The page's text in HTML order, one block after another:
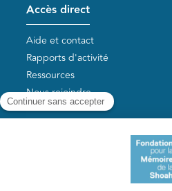
Accès direct
Aide et contact
Rapports d'activité
Ressources
Nous rejoindre
Aide aux survivants de la Shoah